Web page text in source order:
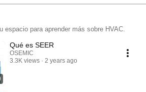
espacio para aprender más sobre HVAC.
Qué es SEER
OSEMIC
3.3K views
2 years ago